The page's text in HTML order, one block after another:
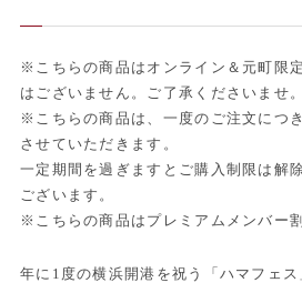
※こちらの商品はオンライン＆元町限
はございません。ご了承くださいませ。
※こちらの商品は、一度のご注文につ
させていただきます。
一定期間を過ぎますとご購入制限は解
ございます。
※こちらの商品はプレミアムメンバー
年に1度の横浜開港を祝う「ハマフェ